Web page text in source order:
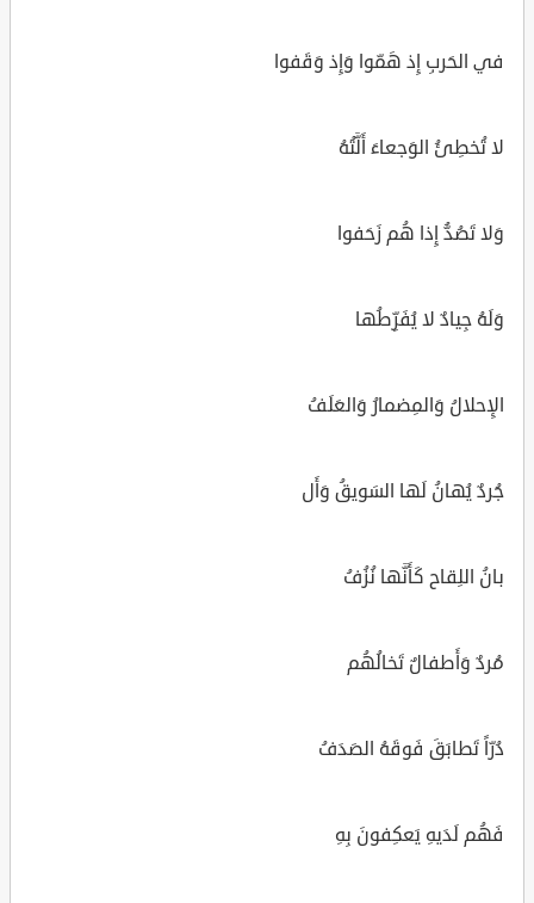
في الحَربِ إِذ هَمّوا وَإِذ وَقَفوا
لا تُخطِئُ الوَجعاءَ أَلَّتُهُ
وَلا تَصُدُّ إِذا هُم زَحَفوا
وَلَهُ جِيادٌ لا يُفَرِّطُها
الإِحلالُ وَالمِضمارُ وَالعَلَفُ
جُردٌ يُهانُ لَها السَويقُ وَأَل
بانُ اللِقاح كَأَنَّها نُزُفُ
مُردٌ وَأَطفالٌ تَخالُهُم
دُرّاً تَطابَقَ فَوقَهُ الصَدَفُ
فَهُم لَدَيهِ يَعكِفونَ بِهِ